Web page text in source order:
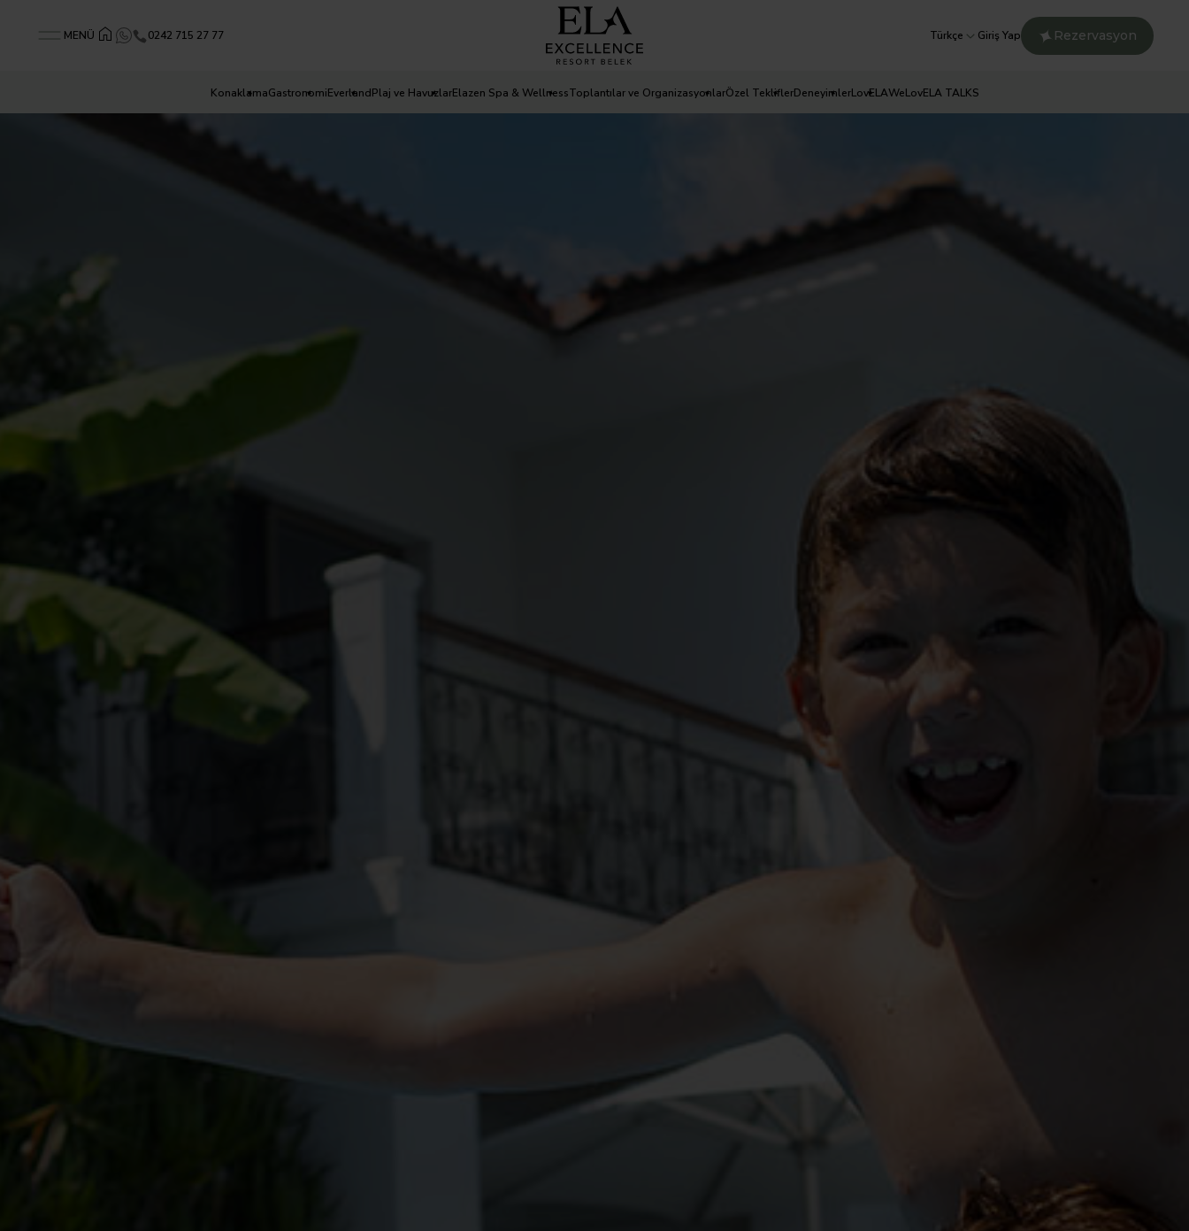
MENÜ 0242 715 27 77 Türkçe Giriş Yap Rezervasyon
KonaklamaGastronomiEverlandPlaj ve HavuzlarElazen Spa & WellnessToplantılar ve OrganizasyonlarÖzel TekliflerDeneyimlerLovELAWeLovELA TALKS